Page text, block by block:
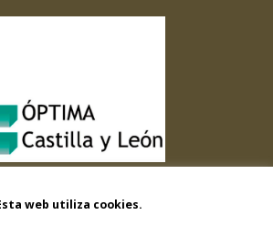
web utiliza cookies.